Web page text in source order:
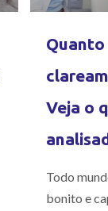
Veja o
Todo
bonito e